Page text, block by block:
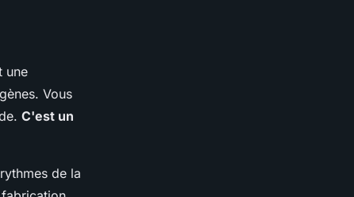
une
Vous
C'est un
de la